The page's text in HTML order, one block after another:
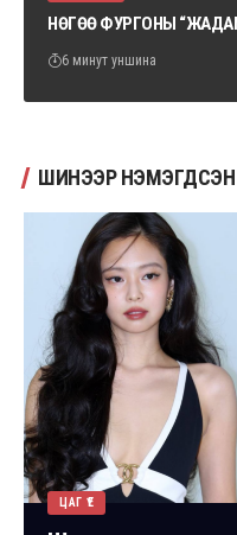
НӨГӨӨ ФУРГОНЫ
6 минут уншина
ШИНЭЭР НЭМЭГДСЭН
ЦАГ ҮЕ